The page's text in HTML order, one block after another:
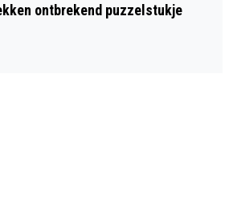
ontbrekend puzzelstukje